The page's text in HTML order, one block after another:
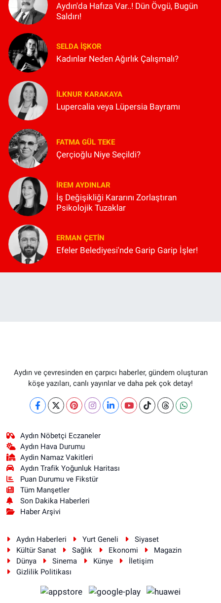
Aydın'da Hafıza Var..! Dün Övgü, Bugün
Saldırı!
SELDA İŞKOR
Kadınlar Neden Ağırlık Çalışmalı?
İLKNUR KARAKAYA
Lupercalia veya Lüpersia Bayramı
FATMA GÜL TEKE
Çerçioğlu Niye Seçildi?
İREM AYDINLAR
İş Değişikliği Kararını Zorlaştıran
Psikolojik Tuzaklar
ERMAN ÇETIN
Efeler Belediyesi'nde Garip Garip İşler!
Aydın ve çevresinden en çarpıcı haberler, gündem oluşturan
köşe yazıları, canlı yayınlar ve daha pek çok detay!
Aydın Nöbetçi Eczaneler
Aydın Hava Durumu
Aydin Namaz Vakitleri
Aydın Trafik Yoğunluk Haritası
Puan Durumu ve Fikstür
Tüm Manşetler
Son Dakika Haberleri
Haber Arşivi
Aydın Haberleri Yurt Geneli
Siyaset
Kültür Sanat
Sağlık Ekonomi
Magazin
Dünya
Sinema Künye
İletişim
Gizlilik Politikası